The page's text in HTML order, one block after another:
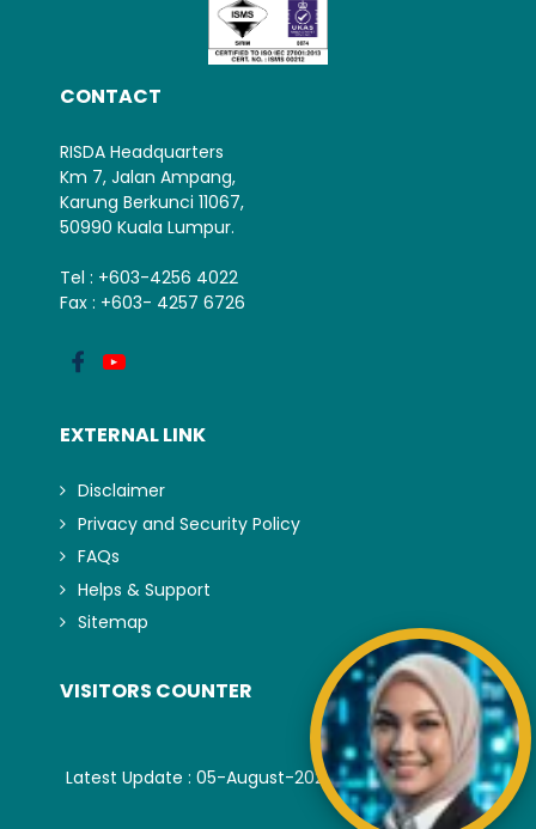
CONTACT
RISDA Headquarters
Km 7, Jalan Ampang,
Karung Berkunci 11067,
50990 Kuala Lumpur.
Tel : +603-4256 4022
Fax : +603- 4257 6726
EXTERNAL LINK
Disclaimer
Privacy and Security Policy
FAQs
Helps & Support
Sitemap
VISITORS COUNTER
Latest Update : 05-August-2026.